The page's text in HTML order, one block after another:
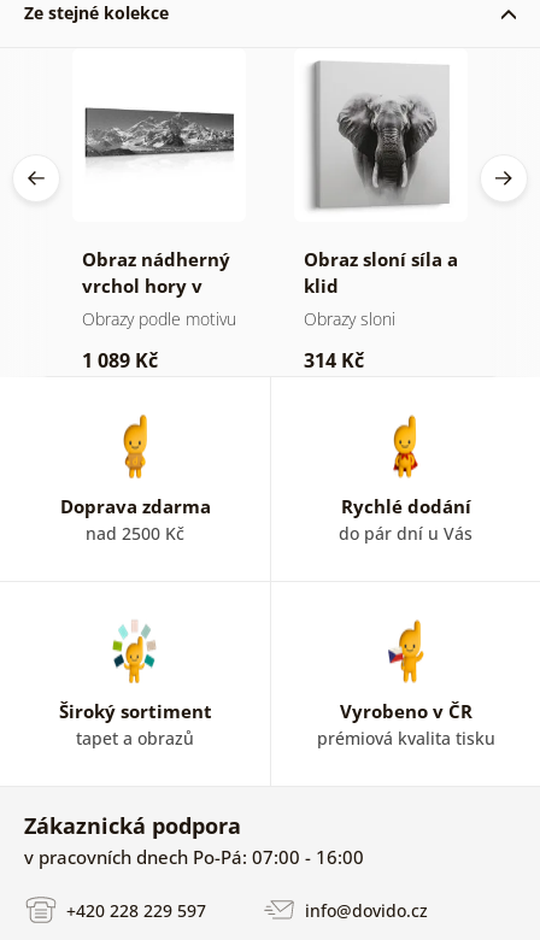
Ze stejné kolekce
Obraz nádherný
vrchol hory v
černobílém
Obrazy podle motivu
1 089 Kč
Obraz sloní síla a
klid
Obrazy sloni
314 Kč
Doprava zdarma
nad 2500 Kč
Rychlé dodání
do pár dní u Vás
Široký sortiment
tapet a obrazů
Vyrobeno v ČR
prémiová kvalita tisku
Zákaznická podpora
v pracovních dnech Po-Pá: 07:00 - 16:00
+420 228 229 597 info@dovido.cz